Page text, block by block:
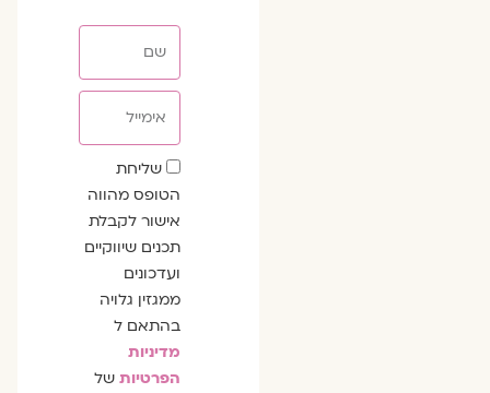
שדה
הסכמה
שליחת
הטופס מהווה
אישור לקבלת
תכנים שיווקיים
ועדכונים
ממגזין גלויה
בהתאם ל
מדיניות
הפרטיותשל